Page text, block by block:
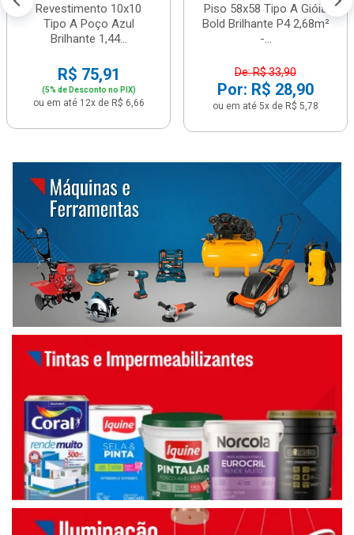
Revestimento 10x10
Tipo A Poço Azul
Brilhante 1,44...
R$ 75,91
(5% de Desconto no PIX)
ou em até 12x de R$ 6,66
Piso 58x58 Tipo A Gióia
Bold Brilhante P4 2,68m²
-...
De: R$ 33,90
Por: R$ 28,90
ou em até 5x de R$ 5,78